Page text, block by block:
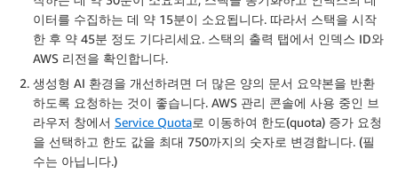
이터를 수집하는 데 약 15분이 소요됩니다. 따라서 스택을 시작
한 후 약 45분 정도 기다리세요. 스택의 출력 탭에서 인덱스 ID와
AWS 리전을 확인합니다.
생성형 AI 환경을 개선하려면 더 많은 양의 문서 요약본을 반환
하도록 요청하는 것이 좋습니다. AWS 관리 콘솔에 사용 중인 브
라우저 창에서 Service Quota로 이동하여 한도(quota) 증가 요청
을 선택하고 한도 값을 최대 750까지의 숫자로 변경합니다. (필
수는 아닙니다.)